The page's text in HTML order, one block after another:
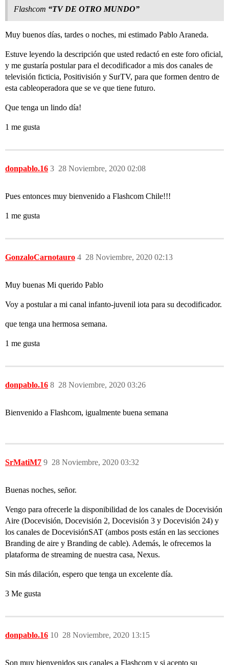
Flashcom “TV DE OTRO MUNDO”
Muy buenos días, tardes o noches, mi estimado Pablo Araneda.
Estuve leyendo la descripción que usted redactó en este foro oficial,
y me gustaría postular para el decodificador a mis dos canales de
televisión ficticia, Positivisión y SurTV, para que formen dentro de
esta cableoperadora que se ve que tiene futuro.
Que tenga un lindo día!
1 me gusta
donpablo.16 28 Noviembre, 2020 02:08
3
Pues entonces muy bienvenido a Flashcom Chile!!!
1 me gusta
GonzaloCarnotauro 28 Noviembre, 2020 02:13
4
Muy buenas Mi querido Pablo
Voy a postular a mi canal infanto-juvenil iota para su decodificador.
que tenga una hermosa semana.
1 me gusta
donpablo.16 28 Noviembre, 2020 03:26
8
Bienvenido a Flashcom, igualmente buena semana
SrMatiM7 28 Noviembre, 2020 03:32
9
Buenas noches, señor.
Vengo para ofrecerle la disponibilidad de los canales de Docevisión
Aire (Docevisión, Docevisión 2, Docevisión 3 y Docevisión 24) y
los canales de DocevisiónSAT (ambos posts están en las secciones
Branding de aire y Branding de cable). Además, le ofrecemos la
plataforma de streaming de nuestra casa, Nexus.
Sin más dilación, espero que tenga un excelente día.
3 Me gusta
donpablo.16 28 Noviembre, 2020 13:15
10
Son muy bienvenidos sus canales a Flashcom y si acepto su